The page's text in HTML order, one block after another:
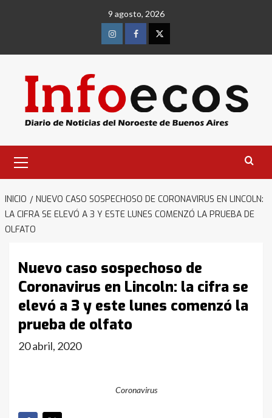
9 agosto, 2026
InstagramFacebookTwitter
primario
INICIO
NUEVO CASO SOSPECHOSO DE CORONAVIRUS EN LINCOLN:
LA CIFRA SE ELEVÓ A 3 Y ESTE LUNES COMENZÓ LA PRUEBA DE
OLFATO
Nuevo caso sospechoso de
Coronavirus en Lincoln: la cifra se
elevó a 3 y este lunes comenzó la
prueba de olfato
20 abril, 2020
Coronavirus